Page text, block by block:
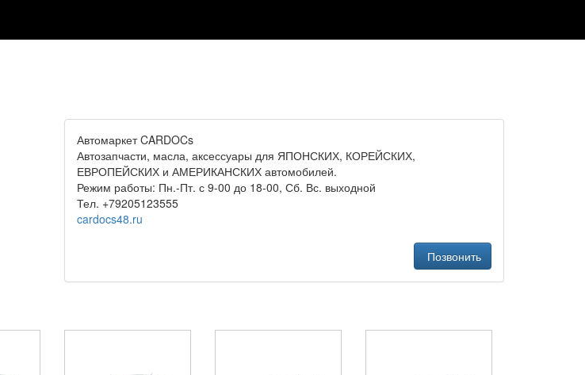
Автомаркет CARDOCs
Автозапчасти, масла, аксессуары для ЯПОНСКИХ, КОРЕЙСКИХ,
ЕВРОПЕЙСКИХ и АМЕРИКАНСКИХ автомобилей.
Режим работы: Пн.-Пт. с 9-00 до 18-00, Сб. Вс. выходной
Тел. +79205123555
cardocs48.ru
Позвонить